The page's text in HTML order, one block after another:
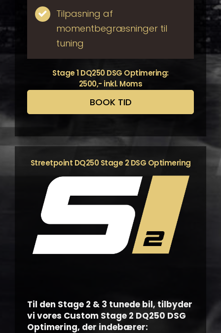
Tilpasning af
momentbegræsninger til
tuning
Stage 1 DQ250 DSG Optimering:
2500,- inkl. Moms
BOOK TID
Streetpoint DQ250 Stage 2 DSG Optimering
Til den Stage 2 & 3 tunede bil, tilbyder
vi vores Custom Stage 2 DQ250 DSG
Optimering, der indebærer: